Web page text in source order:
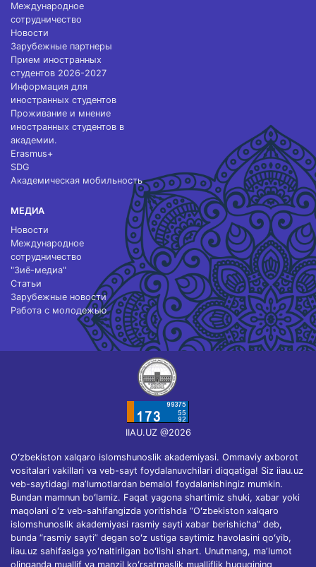
Международное
сотрудничество
Новости
Зарубежные партнеры
Прием иностранных
студентов 2026-2027
Информация для
иностранных студентов
Проживание и мнение
иностранных студентов в
академии.
Erasmus+
SDG
Академическая мобильность
МЕДИА
Новости
Международное
сотрудничество
"Зиё-медиа"
Статьи
Зарубежные новости
Работа с молодежью
IIAU.UZ @2026
Oʻzbekiston xalqaro islomshunoslik akademiyasi. Ommaviy axborot
vositalari vakillari va veb-sayt foydalanuvchilari diqqatiga! Siz iiau.uz
veb-saytidagi maʼlumotlardan bemalol foydalanishingiz mumkin.
Bundan mamnun boʻlamiz. Faqat yagona shartimiz shuki, xabar yoki
maqolani oʻz veb-sahifangizda yoritishda “Oʻzbekiston xalqaro
islomshunoslik akademiyasi rasmiy sayti xabar berishicha” deb,
bunda “rasmiy sayti” degan soʻz ustiga saytimiz havolasini qoʻyib,
iiau.uz sahifasiga yoʻnaltirilgan boʻlishi shart. Unutmang, maʼlumot
olinganda muallif va manzil koʻrsatmaslik mualliflik huquqining